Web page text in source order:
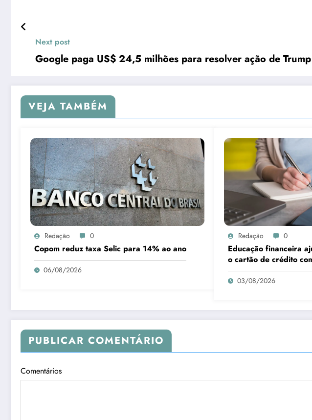
Next post
Google paga US$ 24,5 milhões para resolver ação de
VEJA TAMBÉM
Redação 0
Copom reduz taxa Selic para 14% ao ano
06/08/2026
Redação 0
Educação financeira
o cartão de crédito
03/08/2026
PUBLICAR COMENTÁRIO
Comentários